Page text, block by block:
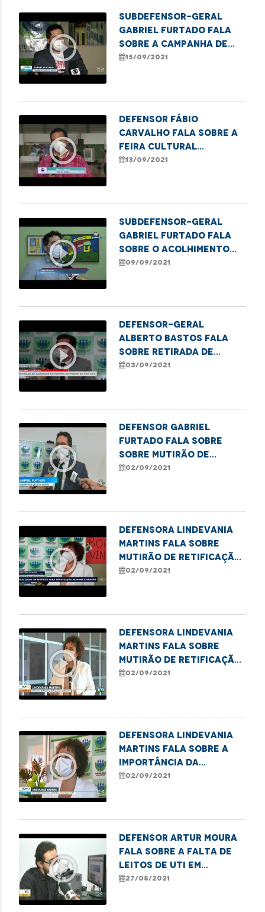
play_circle_outline
Subdefensor-geral
Gabriel furtado fala
sobre a Campanha de
combate a violência
15/09/2021
play_circle_outline
Defensor Fábio
Carvalho fala sobre a
Feira Cultural
realizada pela Funac
13/09/2021
play_circle_outline
Subdefensor-geral
Gabriel furtado fala
sobre o acolhimento
psicológico da
09/09/2021
play_circle_outline
Defensor-geral
Alberto Bastos fala
sobre retirada de
barracas no centro de
03/09/2021
play_circle_outline
Defensor Gabriel
Furtado fala sobre
sobre mutirão de
retificação de nome e
02/09/2021
play_circle_outline
Defensora Lindevania
Martins fala sobre
mutirão de retificação
de nome e gênero para
02/09/2021
play_circle_outline
Defensora Lindevania
Martins fala sobre
mutirão de retificação
de nome social e
02/09/2021
play_circle_outline
Defensora Lindevania
Martins fala sobre a
importância da
retificação do nome
02/09/2021
play_circle_outline
Defensor Artur Moura
fala sobre a falta de
leitos de UTI em
Imperatriz
27/08/2021